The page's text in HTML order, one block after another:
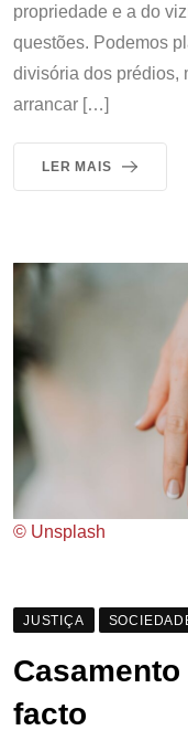
propriedade e a do
questões. Podemos
divisória dos prédios,
arrancar […]
LER MAIS
© Unsplash
JUSTIÇA
facto